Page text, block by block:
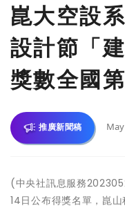
崑大空設
設計節「
獎數全國
推廣新聞稿
(中央社訊息服務
14日公布得獎名單，崑